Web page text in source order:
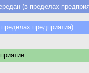
(в пределах
предприятия)